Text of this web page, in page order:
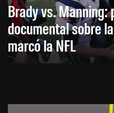
Brady vs. Manning:
documental sobre
marcó la NFL